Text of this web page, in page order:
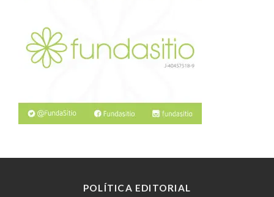
POLÍTICA EDITORIAL